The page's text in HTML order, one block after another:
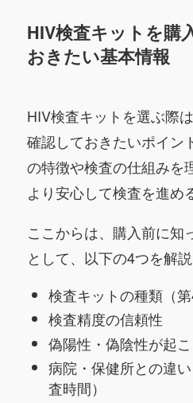
HIV検査キットを購
おきたい基本情報
HIV検査キットを選ぶ際
確認しておきたいポイン
の特徴や検査の仕組みを
より安心して検査を進め
ここからは、購入前に知
として、以下の4つを解説
検査キットの種類（
検査精度の信頼性
偽陽性・偽陰性が起
病院・保健所との違
査時間）